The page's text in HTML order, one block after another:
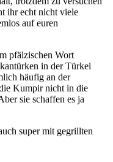
ihr echt nicht viele
auf euren
pfälzischen Wort
in der Türkei
häufig an der
Kumpir nicht in die
sie schaffen es ja
super mit gegrillten